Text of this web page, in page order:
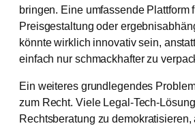
bringen. Eine umfassende Plattform
Preisgestaltung oder
könnte wirklich innovativ sein,
einfach nur schmackhafter zu
Ein weiteres grundlegendes
zum Recht. Viele Legal-Tech-
Rechtsberatung zu